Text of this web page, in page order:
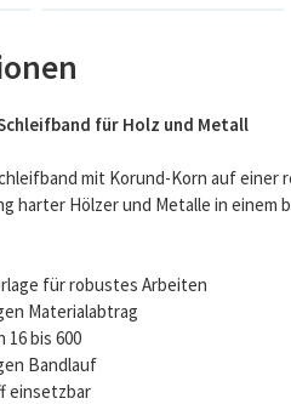
für Holz und Metall
mit Korund-Korn auf
harter Hölzer und Metalle in einem
für robustes Arbeiten
Materialabtrag
bis 600
Bandlauf
einsetzbar